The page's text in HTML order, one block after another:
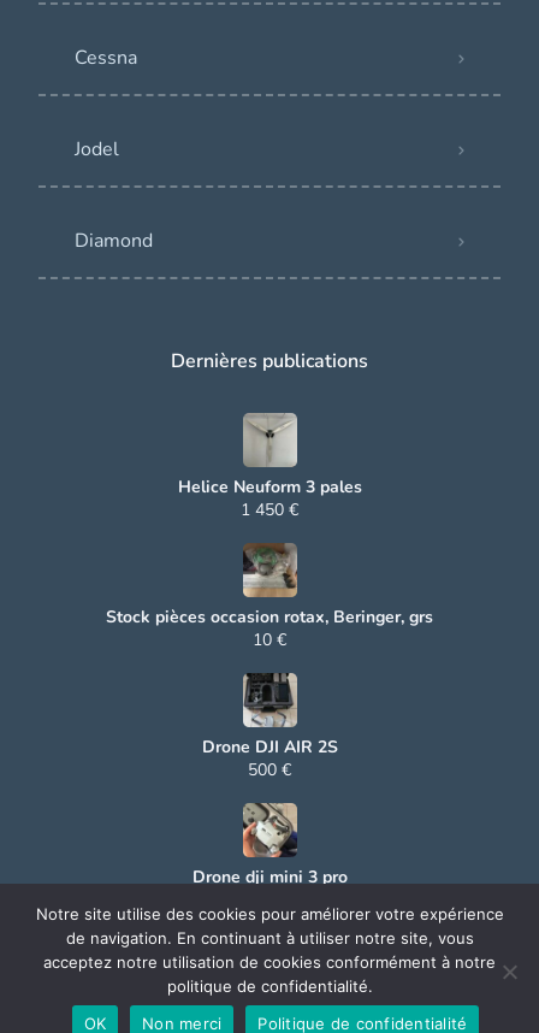
Cessna
Jodel
Diamond
Dernières publications
Helice Neuform 3 pales
1 450 €
Stock pièces occasion rotax, Beringer, grs
10 €
Drone DJI AIR 2S
500 €
Drone dji mini 3 pro
© 2025 Aerocoin. All rights reserved.
Notre site utilise des cookies pour améliorer votre expérience
de navigation. En continuant à utiliser notre site, vous
acceptez notre utilisation de cookies conformément à notre
politique de confidentialité.
OK
Non merci Politique de confidentialité